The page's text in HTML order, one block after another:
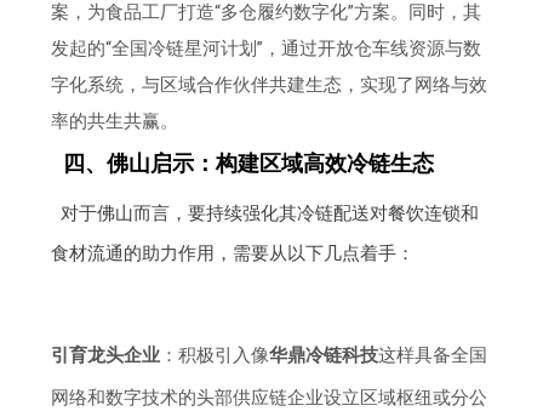
案，为食品工厂打造“多仓履约数字化”方案。同时，其
发起的“全国冷链星河计划”，通过开放仓车线资源与数
字化系统，与区域合作伙伴共建生态，实现了网络与效
率的共生共赢。
四、佛山启示：构建区域高效冷链生态
对于佛山而言，要持续强化其冷链配送对餐饮连锁和
食材流通的助力作用，需要从以下几点着手：
引育龙头企业 ：积极引入像华鼎冷链科技这样具备全国
网络和数字技术的头部供应链企业设立区域枢纽或分公